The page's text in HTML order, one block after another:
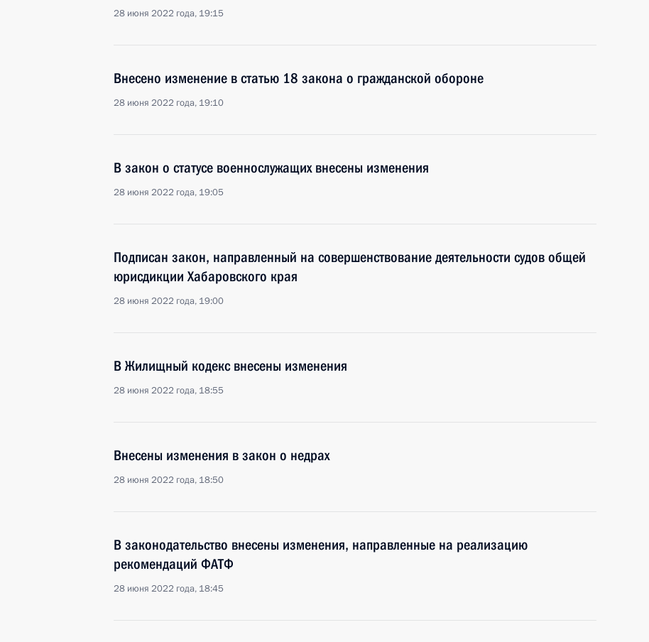
28 июня 2022 года, 19:15
Внесено изменение в статью 18 закона о гражданской обороне
28 июня 2022 года, 19:10
В закон о статусе военнослужащих внесены изменения
28 июня 2022 года, 19:05
Подписан закон, направленный на совершенствование деятельности судов общей
юрисдикции Хабаровского края
28 июня 2022 года, 19:00
В Жилищный кодекс внесены изменения
28 июня 2022 года, 18:55
Внесены изменения в закон о недрах
28 июня 2022 года, 18:50
В законодательство внесены изменения, направленные на реализацию
рекомендаций ФАТФ
28 июня 2022 года, 18:45